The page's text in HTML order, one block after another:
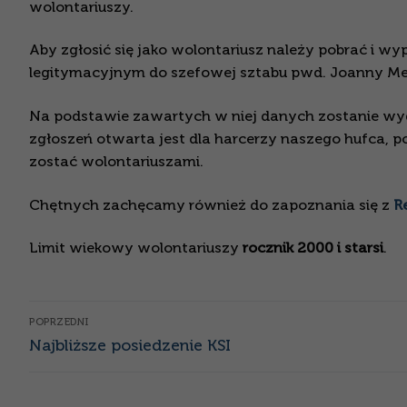
wolontariuszy.
Aby zgłosić się jako wolontariusz należy pobrać i
legitymacyjnym do szefowej sztabu pwd. Joanny
Na podstawie zawartych w niej danych zostanie
zgłoszeń otwarta jest dla harcerzy naszego hufca,
zostać wolontariuszami.
Chętnych zachęcamy również do zapoznania się z
Limit wiekowy wolontariuszy rocznik 2000 i starsi.
Nawigacja
wpisu
POPRZEDNI
Poprzedni
Najbliższe posiedzenie KSI